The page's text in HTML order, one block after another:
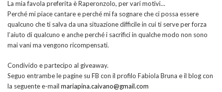
La mia favola preferita è Raperonzolo, per vari motivi…
Perché mi piace cantare e perché mi fa sognare che ci possa essere
qualcuno che ti salva da una situazione difficile in cui ti serve per forza
l’aiuto di qualcuno e anche perché i sacrifici in qualche modo non sono
mai vani ma vengono ricompensati.
Condivido e partecipo al giveaway.
Seguo entrambe le pagine su FB con il profilo Fabiola Bruna e il blog con
la seguente e-mail mariapina.caivano@gmail.com